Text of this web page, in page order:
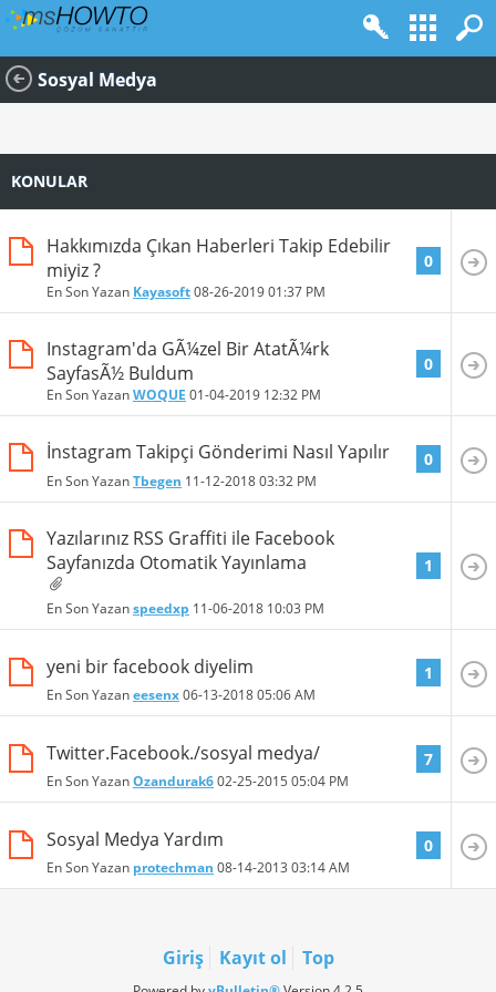
Sosyal Medya
KONULAR
Hakkımızda Çıkan Haberleri Takip Edebilir
miyiz ?
En Son Yazan Kayasoft08-26-201901:37 PM
0
Instagram'da GÃ¼zel Bir AtatÃ¼rk
SayfasÃ½ Buldum
En Son YazanWOQUE 01-04-2019 12:32 PM
0
İnstagram Takipçi Gönderimi Nasıl Yapılır
En Son YazanTbegen 11-12-201803:32 PM
0
Yazılarınız RSS Graffiti ile Facebook
Sayfanızda Otomatik Yayınlama
En Son Yazanspeedxp 11-06-2018 10:03 PM
1
yeni bir facebook diyelim
En Son Yazaneesenx06-13-201805:06 AM
1
Twitter.Facebook./sosyal medya/
En Son YazanOzandurak602-25-2015 05:04 PM
7
Sosyal Medya Yardım
En Son Yazan protechman 08-14-2013 03:14 AM
0
Giriş Kayıt ol Top